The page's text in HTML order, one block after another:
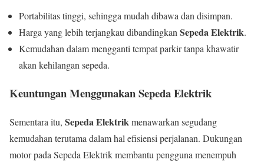
Portabilitas tinggi, sehingga mudah dibawa dan disimpan.
Harga yang lebih terjangkau dibandingkan Sepeda Elektrik.
Kemudahan dalam mengganti tempat parkir tanpa khawatir
akan kehilangan sepeda.
Keuntungan Menggunakan Sepeda Elektrik
Sementara itu, Sepeda Elektrikmenawarkan segudang
kemudahan terutama dalam hal efisiensi perjalanan. Dukungan
motor pada Sepeda Elektrik membantu pengguna menempuh